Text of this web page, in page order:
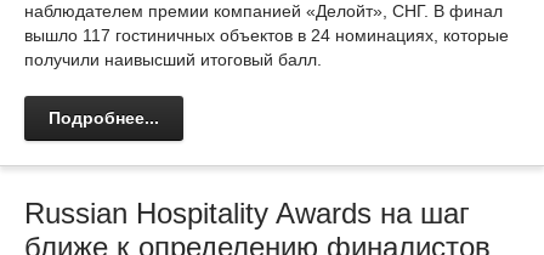
наблюдателем премии компанией «Делойт», СНГ. В финал
вышло 117 гостиничных объектов в 24 номинациях, которые
получили наивысший итоговый балл.
Подробнее...
Russian Hospitality Awards на шаг
ближе к определению финалистов